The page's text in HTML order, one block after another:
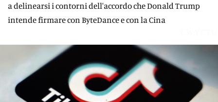
a delinearsi i contorni dell'accordo che Donald Trump
intende firmare con ByteDance e con la Cina